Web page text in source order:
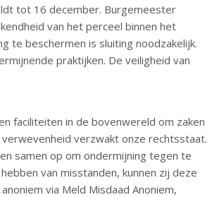
tot 16 december. Burgemeester
van het perceel binnen het
te beschermen is sluiting noodzakelijk.
praktijken. De veiligheid van
faciliteiten in de bovenwereld om zaken
verzwakt onze rechtsstaat.
samen op om ondermijning tegen te
van misstanden, kunnen zij deze
via Meld Misdaad Anoniem,